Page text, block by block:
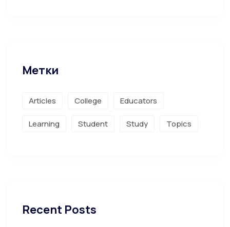
Метки
Articles College Educators
Learning Student Study Topics
Recent Posts